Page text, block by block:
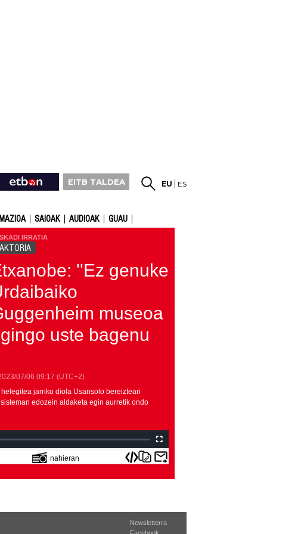
EITB TALDEA EU ES
SAIOAK AUDIOAK GUAU
IRRATIA
''Ez genuke
museoa
uste bagenu
07/06 09:17 (UTC+2)
jarriko diola Usansolo bereizteari
edozein aldaketa egin aurretik ondo
nahieran
Newsletterra